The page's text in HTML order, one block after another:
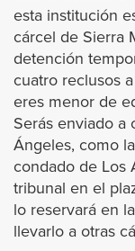
esta institución
cárcel de Sierra
detención
cuatro reclusos
eres menor de
Serás enviado a
Ángeles, como
condado de Los
tribunal en el
lo reservará en
llevarlo a otras